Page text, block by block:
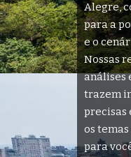
Alegre,
para a
e o
Nossas
análises
trazem
precisas
os
para